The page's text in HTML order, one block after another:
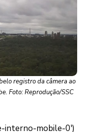
registro da câmera ao
Foto: Reprodução/SSC